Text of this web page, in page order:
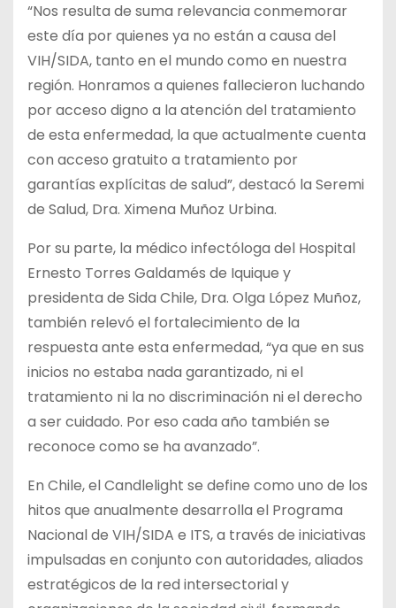
“Nos resulta de suma relevancia conmemorar
este día por quienes ya no están a causa del
VIH/SIDA, tanto en el mundo como en nuestra
región. Honramos a quienes fallecieron luchando
por acceso digno a la atención del tratamiento
de esta enfermedad, la que actualmente cuenta
con acceso gratuito a tratamiento por
garantías explícitas de salud”, destacó la Seremi
de Salud, Dra. Ximena Muñoz Urbina.
Por su parte, la médico infectóloga del Hospital
Ernesto Torres Galdamés de Iquique y
presidenta de Sida Chile, Dra. Olga López Muñoz,
también relevó el fortalecimiento de la
respuesta ante esta enfermedad, “ya que en sus
inicios no estaba nada garantizado, ni el
tratamiento ni la no discriminación ni el derecho
a ser cuidado. Por eso cada año también se
reconoce como se ha avanzado”.
En Chile, el Candlelight se define como uno de los
hitos que anualmente desarrolla el Programa
Nacional de VIH/SIDA e ITS, a través de iniciativas
impulsadas en conjunto con autoridades, aliados
estratégicos de la red intersectorial y